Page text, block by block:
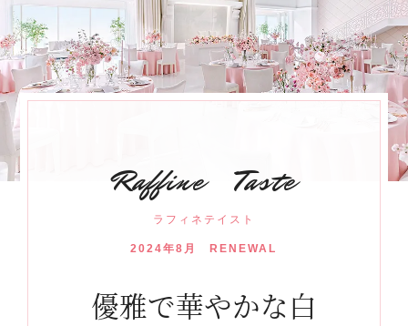
Raffine Taste
ラフィネテイスト
2024年8月 RENEWAL
優雅で華やかな白